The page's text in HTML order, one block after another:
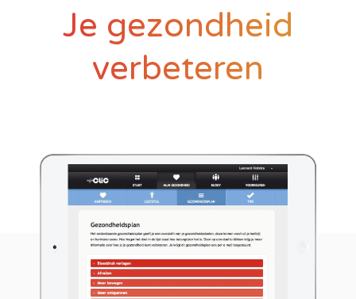
Je gezondheid
verbeteren